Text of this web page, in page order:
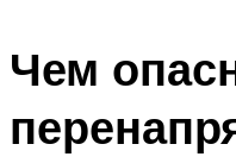
Чем